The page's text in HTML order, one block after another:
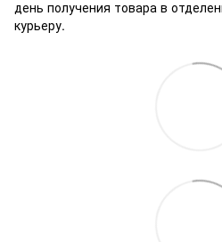
день получения товара в
курьеру.